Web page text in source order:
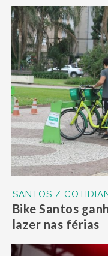
SANTOS /
Bike Santos
lazer nas férias